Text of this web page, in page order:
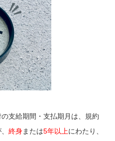
支給期間・支払期月は、規約
、終身または5年以上にわたり、